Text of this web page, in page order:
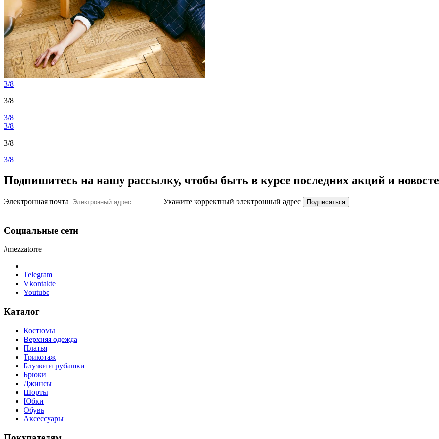
3/8
3/8
3/8
3/8
3/8
3/8
Подпишитесь на нашу рассылку, чтобы быть в курсе последних акций и
Электронная почта Укажите корректный электронный адрес Подписаться
Социальные сети
#mezzatorre
Telegram
Vkontakte
Youtube
Каталог
Костюмы
Верхняя одежда
Платья
Трикотаж
Блузки и рубашки
Брюки
Джинсы
Шорты
Юбки
Обувь
Аксессуары